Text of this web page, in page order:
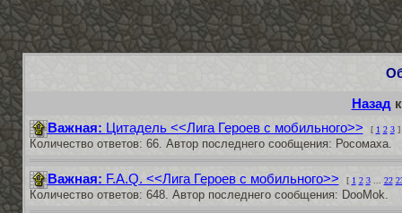
Назад
Важная: Цитадель <<Лига Героев с мобильного>> [ 1 2 3]
Количество ответов: 66. Автор последнего сообщения: Росомаха.
Важная: F.A.Q. <<Лига Героев с мобильного>> [ 1 2 3... 22
Количество ответов: 648. Автор последнего сообщения: DooMok.